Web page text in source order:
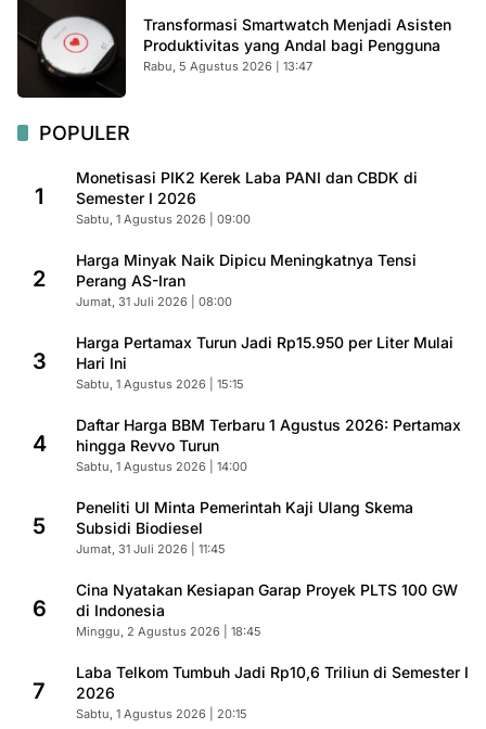
Transformasi Smartwatch Menjadi Asisten
Produktivitas yang Andal bagi Pengguna
Rabu, 5 Agustus 2026 | 13:47
POPULER
1
Monetisasi PIK2 Kerek Laba PANI dan CBDK di
Semester I 2026
Sabtu, 1 Agustus 2026 | 09:00
2
Harga Minyak Naik Dipicu Meningkatnya Tensi
Perang AS-Iran
Jumat, 31 Juli 2026 | 08:00
3
Harga Pertamax Turun Jadi Rp15.950 per Liter Mulai
Hari Ini
Sabtu, 1 Agustus 2026 | 15:15
4
Daftar Harga BBM Terbaru 1 Agustus 2026: Pertamax
hingga Revvo Turun
Sabtu, 1 Agustus 2026 | 14:00
5
Peneliti UI Minta Pemerintah Kaji Ulang Skema
Subsidi Biodiesel
Jumat, 31 Juli 2026 | 11:45
6
Cina Nyatakan Kesiapan Garap Proyek PLTS 100 GW
di Indonesia
Minggu, 2 Agustus 2026 | 18:45
7
Laba Telkom Tumbuh Jadi Rp10,6 Triliun di Semester I
2026
Sabtu, 1 Agustus 2026 | 20:15